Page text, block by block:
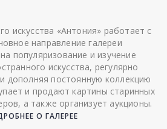
искусства «Антония» работает с
направление галереи
популяризование и изучение
искусства, регулярно
дополняя постоянную коллекцию
и продают картины старинных
а также организует аукционы.
О ГАЛЕРЕЕ